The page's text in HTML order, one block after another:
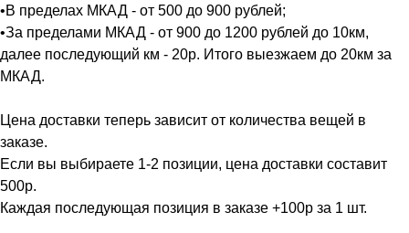
•В пределах МКАД - от 500 до 900 рублей;
•За пределами МКАД - от 900 до 1200 рублей до 10км,
далее последующий км - 20р. Итого выезжаем до 20км за
МКАД.
Цена доставки теперь зависит от количества вещей в
заказе.
Если вы выбираете 1-2 позиции, цена доставки составит
500р.
Каждая последующая позиция в заказе +100р за 1 шт.